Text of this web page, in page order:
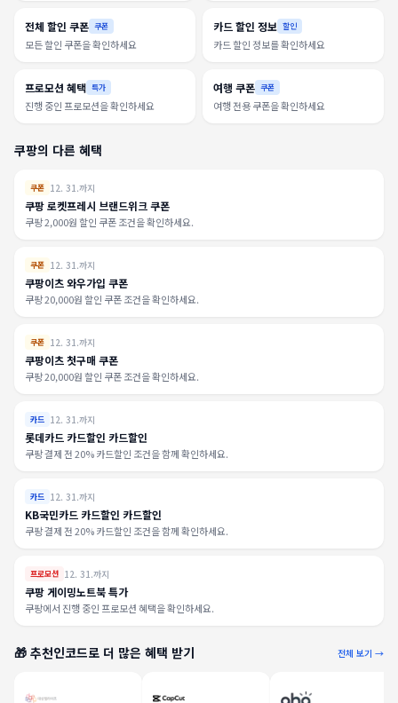
전체 할인 쿠폰 쿠폰
모든 할인 쿠폰을 확인하세요
카드 할인 정보 할인
카드 할인 정보를 확인하세요
프로모션 혜택 특가
진행 중인 프로모션을 확인하세요
여행 쿠폰 쿠폰
여행 전용 쿠폰을 확인하세요
쿠팡의 다른 혜택
쿠폰 12. 31.까지
쿠팡 로켓프레시 브랜드위크 쿠폰
쿠팡 2,000원 할인 쿠폰 조건을 확인하세요.
쿠폰 12. 31.까지
쿠팡이츠 와우가입 쿠폰
쿠팡 20,000원 할인 쿠폰 조건을 확인하세요.
쿠폰 12. 31.까지
쿠팡이츠 첫구매 쿠폰
쿠팡 20,000원 할인 쿠폰 조건을 확인하세요.
카드 12. 31.까지
롯데카드 카드할인 카드할인
쿠팡 결제 전 20% 카드할인 조건을 함께 확인하세요.
카드 12. 31.까지
KB국민카드 카드할인 카드할인
쿠팡 결제 전 20% 카드할인 조건을 함께 확인하세요.
프로모션 12. 31.까지
쿠팡 게이밍노트북 특가
쿠팡에서 진행 중인 프로모션 혜택을 확인하세요.
🎁 추천인코드로 더 많은 혜택 받기 전체 보기 →